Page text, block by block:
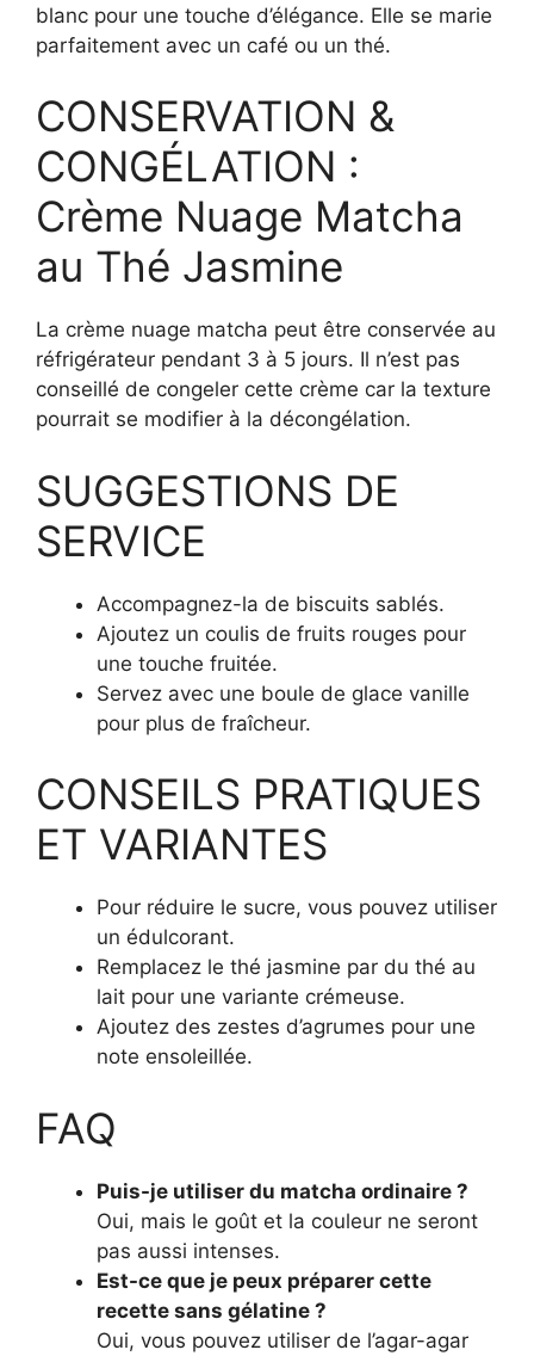
blanc pour une touche d’élégance. Elle se marie
parfaitement avec un café ou un thé.
CONSERVATION &
CONGÉLATION :
Crème Nuage Matcha
au Thé Jasmine
La crème nuage matcha peut être conservée au
réfrigérateur pendant 3 à 5 jours. Il n’est pas
conseillé de congeler cette crème car la texture
pourrait se modifier à la décongélation.
SUGGESTIONS DE
SERVICE
Accompagnez-la de biscuits sablés.
Ajoutez un coulis de fruits rouges pour
une touche fruitée.
Servez avec une boule de glace vanille
pour plus de fraîcheur.
CONSEILS PRATIQUES
ET VARIANTES
Pour réduire le sucre, vous pouvez utiliser
un édulcorant.
Remplacez le thé jasmine par du thé au
lait pour une variante crémeuse.
Ajoutez des zestes d’agrumes pour une
note ensoleillée.
FAQ
Puis-je utiliser du matcha ordinaire ?
Oui, mais le goût et la couleur ne seront
pas aussi intenses.
Est-ce que je peux préparer cette
recette sans gélatine ?
Oui, vous pouvez utiliser de l’agar-agar